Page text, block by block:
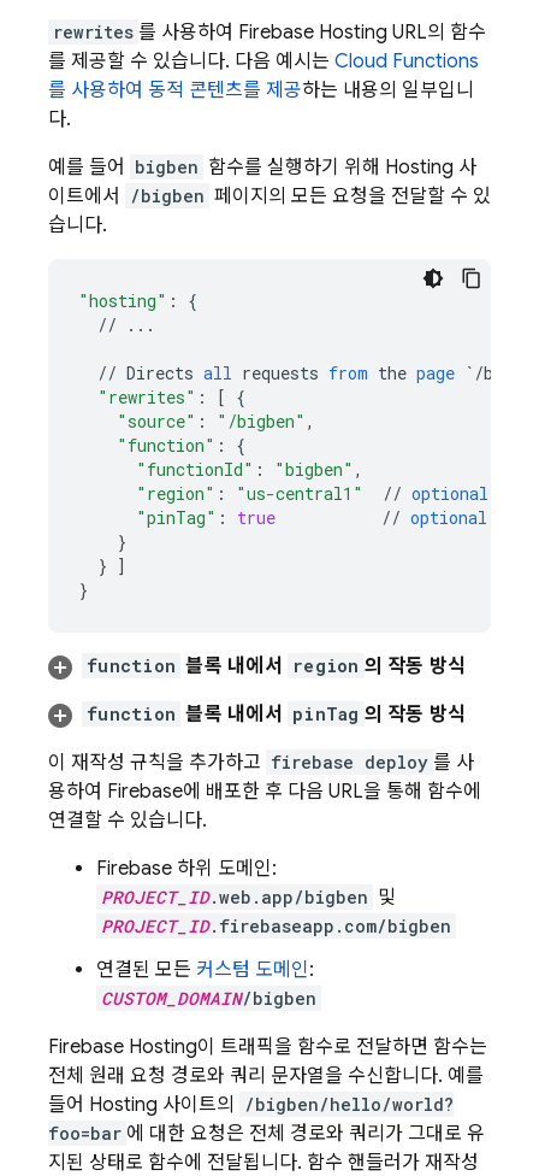
rewrites 를 사용하여 Firebase Hosting URL의 함수
를 제공할 수 있습니다. 다음 예시는 Cloud Functions
를 사용하여 동적 콘텐츠를 제공하는 내용의 일부입니
다.
예를 들어
bigben 함수를 실행하기 위해 Hosting 사
이트에서
/bigben 페이지의 모든 요청을 전달할 수 있
습니다.
"hosting" :
{
//
...
// Directs all requests from the page `/
"rewrites" : [ {
"source" : "/bigben" ,
"function" :
{
"functionId" : "bigben" ,
"region" : "us-central1" // optional
"pinTag" : true // optional
}
} ]
}
function 블록 내에서 region 의 작동 방식
function 블록 내에서 pinTag 의 작동 방식
이 재작성 규칙을 추가하고 firebase deploy 를 사
용하여 Firebase에 배포한 후 다음 URL을 통해 함수에
연결할 수 있습니다.
Firebase 하위 도메인:
PROJECT_ID.web.app/bigben 및
PROJECT_ID.firebaseapp.com/bigben
연결된 모든 커스텀 도메인:
CUSTOM_DOMAIN/bigben
Firebase Hosting이 트래픽을 함수로 전달하면 함수는
전체 원래 요청 경로와 쿼리 문자열을 수신합니다. 예를
들어 Hosting 사이트의
/bigben/hello/world?
foo=bar 에 대한 요청은 전체 경로와 쿼리가 그대로 유
지된 상태로 함수에 전달됩니다. 함수 핸들러가 재작성